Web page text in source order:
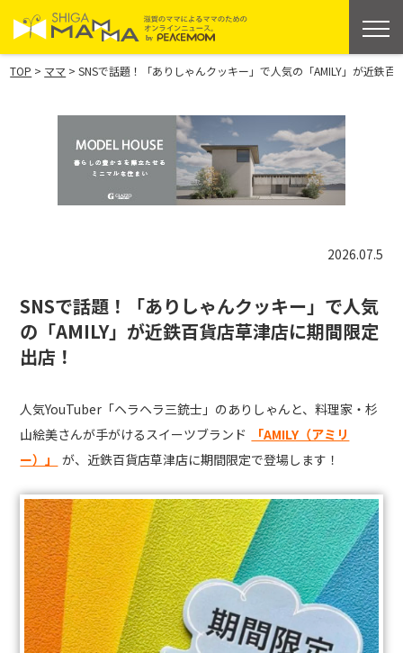
TOP > ママ >SNSで話題！「ありしゃんクッキー」で人気の「AMILY」が近鉄
2026.07.5
SNSで話題！「ありしゃんクッキー」で人気
の「AMILY」が近鉄百貨店草津店に期間限定
出店！
人気YouTuber「ヘラヘラ三銃士」のありしゃんと、料理家・杉
山絵美さんが手がけるスイーツブランド
「AMILY（アミリ
ー）」
が、近鉄百貨店草津店に期間限定で登場します！